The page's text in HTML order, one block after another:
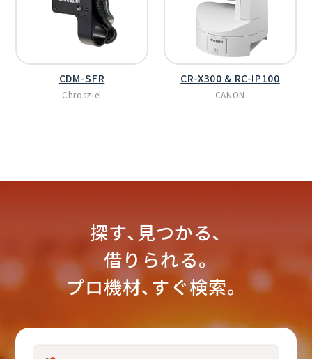
CDM-SFR
Chrosziel
CR-X300 & RC-IP100
CANON
探す､見つかる､
借りられる｡
プロ機材､すぐ検索。